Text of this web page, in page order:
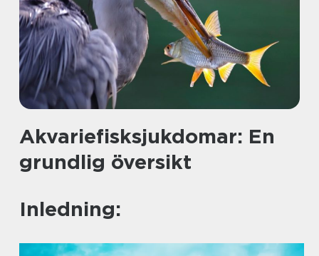
Akvariefisksjukdomar: En
grundlig översikt
Inledning: